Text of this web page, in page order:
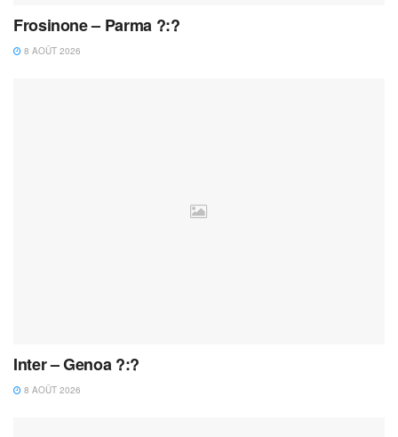
Frosinone – Parma ?:?
8 AOÛT 2026
Inter – Genoa ?:?
8 AOÛT 2026